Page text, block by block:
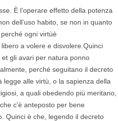
È l’operare effetto della potenza
dell’uso habito, se non in quanto
ogni virtùè
a volere e disvolere.Quinci
et gli avari per natura ponno
perché seguitano il decreto
legge alle virtù, o la sapienza della
a quali obedendo più meritano,
c'è anteposto per bene
Quinci è che, legendo il decreto